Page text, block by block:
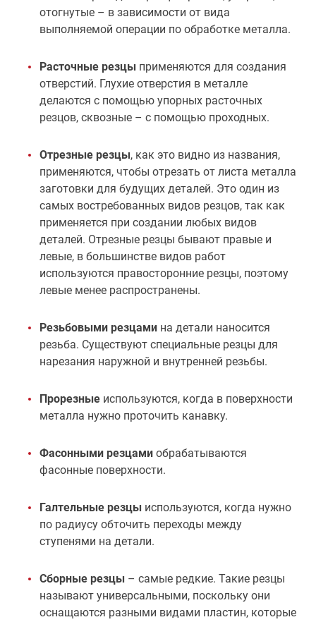
отогнутые – в зависимости от вида
выполняемой операции по обработке металла.
Расточные резцы применяются для создания
отверстий. Глухие отверстия в металле
делаются с помощью упорных расточных
резцов, сквозные – с помощью проходных.
Отрезные резцы, как это видно из названия,
применяются, чтобы отрезать от листа металла
заготовки для будущих деталей. Это один из
самых востребованных видов резцов, так как
применяется при создании любых видов
деталей. Отрезные резцы бывают правые и
левые, в большинстве видов работ
используются правосторонние резцы, поэтому
левые менее распространены.
Резьбовыми резцами на детали наносится
резьба. Существуют специальные резцы для
нарезания наружной и внутренней резьбы.
Прорезные используются, когда в поверхности
металла нужно проточить канавку.
Фасонными резцами обрабатываются
фасонные поверхности.
Галтельные резцы используются, когда нужно
по радиусу обточить переходы между
ступенями на детали.
Сборные резцы – самые редкие. Такие резцы
называют универсальными, поскольку они
оснащаются разными видами пластин, которые